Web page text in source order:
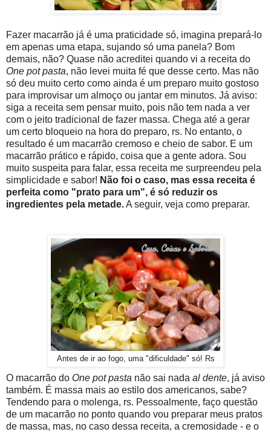
Fazer macarrão já é uma praticidade só, imagina prepará-lo
em apenas uma etapa, sujando só uma panela? Bom
demais, não? Quase não acreditei quando vi a receita do
One pot pasta, não levei muita fé que desse certo. Mas não
só deu muito certo como ainda é um preparo muito gostoso
para improvisar um almoço ou jantar em minutos. Já aviso:
siga a receita sem pensar muito, pois não tem nada a ver
com o jeito tradicional de fazer massa. Chega até a gerar
um certo bloqueio na hora do preparo, rs. No entanto, o
resultado é um macarrão cremoso e cheio de sabor. E um
macarrão prático e rápido, coisa que a gente adora. Sou
muito suspeita para falar, essa receita me surpreendeu pela
simplicidade e sabor! Não foi o caso, mas essa receita é
perfeita como "prato para um", é só reduzir os
ingredientes pela metade.A seguir, veja como preparar.
Antes de ir ao fogo, uma "dificuldade" só! Rs
O macarrão do One pot pasta não sai nada al dente, já aviso
também. É massa mais ao estilo dos americanos, sabe?
Tendendo para o molenga, rs. Pessoalmente, faço questão
de um macarrão no ponto quando vou preparar meus pratos
de massa, mas, no caso dessa receita, a cremosidade - e o